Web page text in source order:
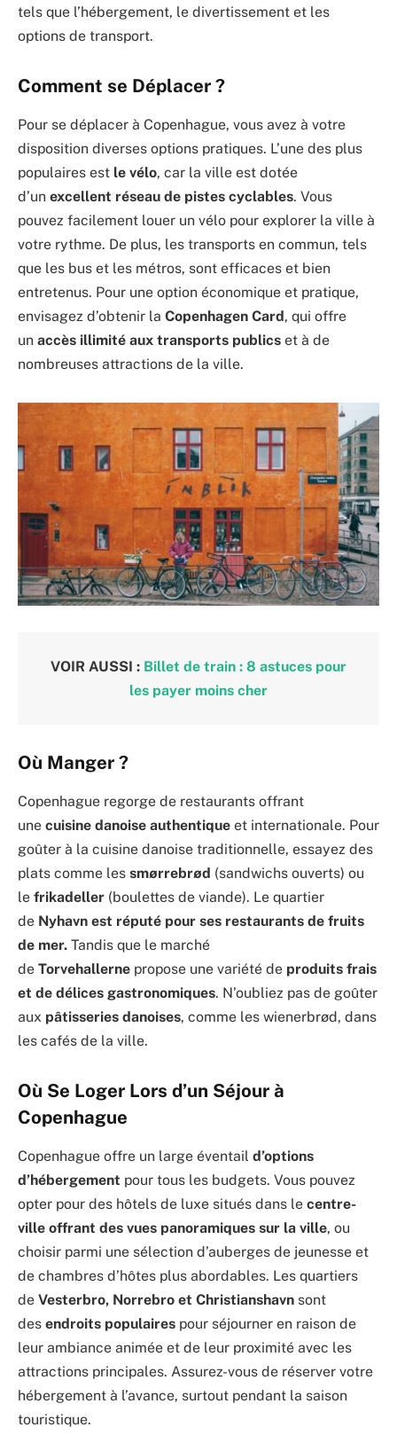
tels que l’hébergement, le divertissement et les
options de transport.
Comment se Déplacer ?
Pour se déplacer à Copenhague, vous avez à votre
disposition diverses options pratiques. L’une des plus
populaires est le vélo, car la ville est dotée
d’un excellent réseau de pistes cyclables. Vous
pouvez facilement louer un vélo pour explorer la ville à
votre rythme. De plus, les transports en commun, tels
que les bus et les métros, sont efficaces et bien
entretenus. Pour une option économique et pratique,
envisagez d’obtenir la Copenhagen Card, qui offre
un accès illimité aux transports publics et à de
nombreuses attractions de la ville.
VOIR AUSSI : Billet de train : 8 astuces pour
les payer moins cher
Où Manger ?
Copenhague regorge de restaurants offrant
une cuisine danoise authentique et internationale. Pour
goûter à la cuisine danoise traditionnelle, essayez des
plats comme les smørrebrød (sandwichs ouverts) ou
le frikadeller (boulettes de viande). Le quartier
de Nyhavn est réputé pour ses restaurants de fruits
de mer. Tandis que le marché
de Torvehallerne propose une variété de produits frais
et de délices gastronomiques. N’oubliez pas de goûter
aux pâtisseries danoises, comme les wienerbrød, dans
les cafés de la ville.
Où Se Loger Lors d’un Séjour à
Copenhague
Copenhague offre un large éventail d’options
d’hébergement pour tous les budgets. Vous pouvez
opter pour des hôtels de luxe situés dans le centre-
ville offrant des vues panoramiques sur la ville, ou
choisir parmi une sélection d’auberges de jeunesse et
de chambres d’hôtes plus abordables. Les quartiers
de Vesterbro, Norrebro et Christianshavn sont
des endroits populaires pour séjourner en raison de
leur ambiance animée et de leur proximité avec les
attractions principales. Assurez-vous de réserver votre
hébergement à l’avance, surtout pendant la saison
touristique.